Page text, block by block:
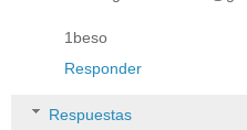
1beso
Responder
Respuestas